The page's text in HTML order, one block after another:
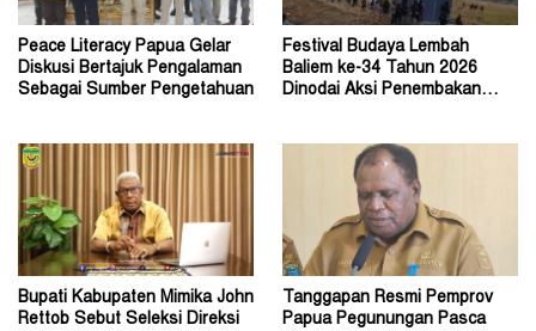
Peace Literacy Papua Gelar
Diskusi Bertajuk Pengalaman
Sebagai Sumber Pengetahuan
Festival Budaya Lembah
Baliem ke-34 Tahun 2026
Dinodai Aksi Penembakan
Bupati Kabupaten Mimika John
Rettob Sebut Seleksi Direksi
Tanggapan Resmi Pemprov
Papua Pegunungan Pasca